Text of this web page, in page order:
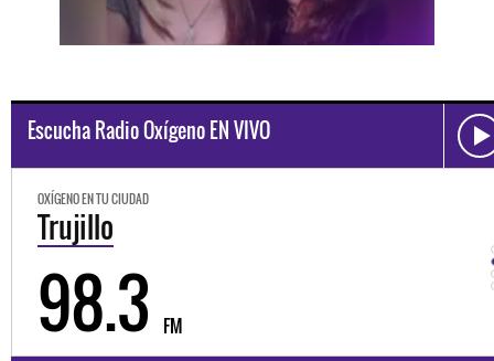
Escucha Radio Oxígeno EN VIVO
OXÍGENO EN TU CIUDAD
Trujillo
98.3 FM